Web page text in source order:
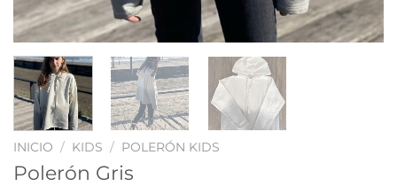
INICIO / KIDS / POLERÓN KIDS
Polerón Gris